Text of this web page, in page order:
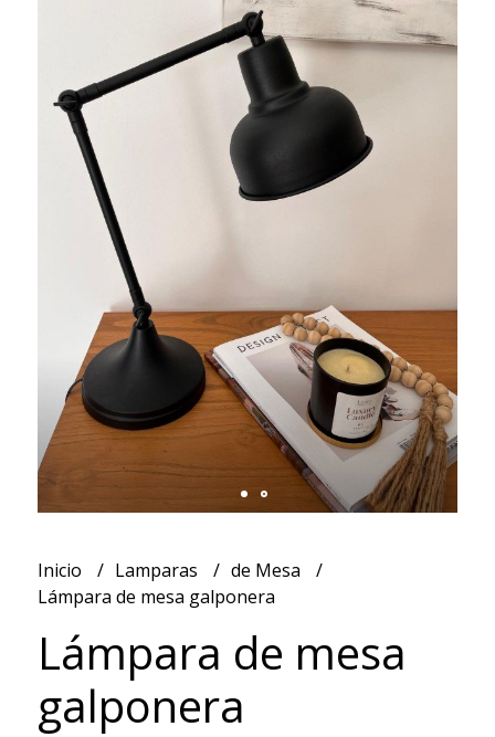
Inicio Lamparas
de Mesa
Lámpara de mesa galponera
Lámpara de mesa
galponera